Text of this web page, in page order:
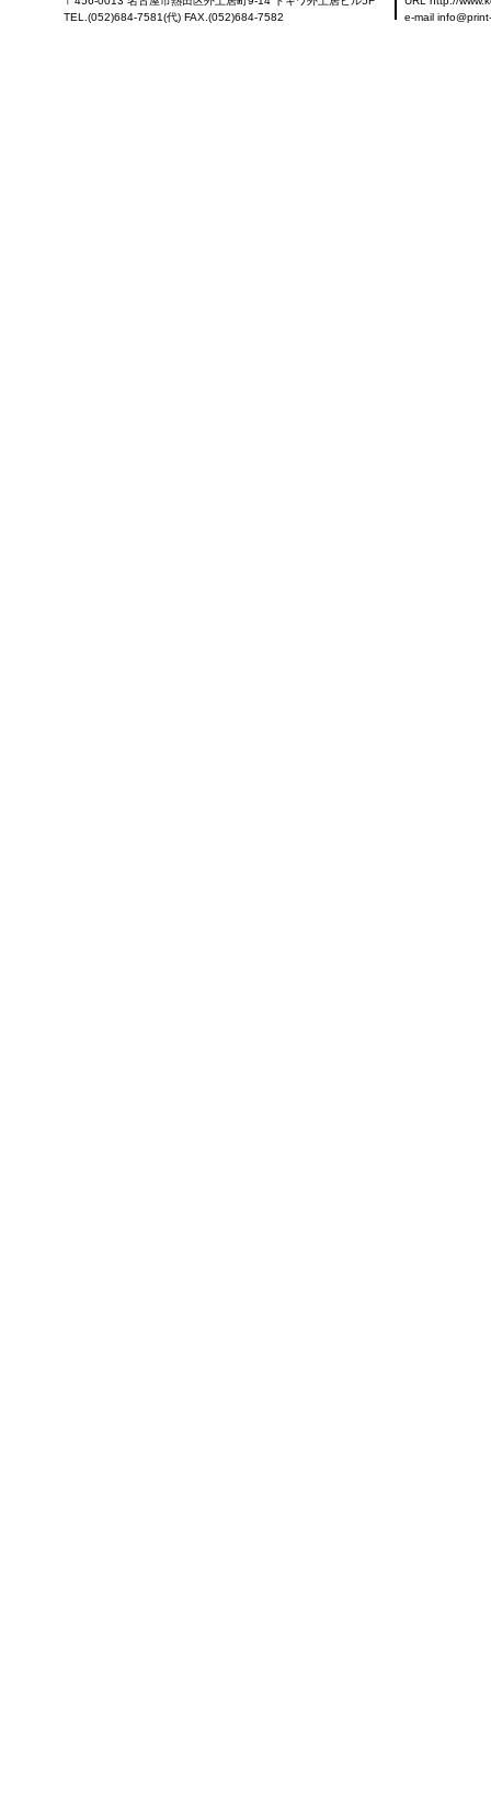
TEL.(052)684-7581(代) FAX.(052)684-7582
e-mail